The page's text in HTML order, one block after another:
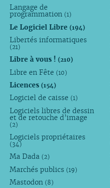
Langage de
programmation (1)
Le Logiciel Libre (194)
Libertés informatiques
(21)
Libre à vous ! (210)
Libre en Fête (10)
Licences (154)
Logiciel de caisse (1)
Logiciels libres de dessin
et de retouche d’image
(2)
Logiciels propriétaires
(34)
Ma Dada (2)
Marchés publics (19)
Mastodon (8)